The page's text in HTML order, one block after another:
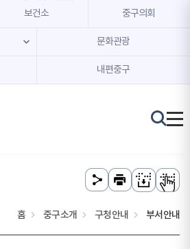
본문 내용 바로가기
주메뉴 바로가기
보건소 중구의회
문화관광
내편중구
홈 중구소개 구청안내 부서안내